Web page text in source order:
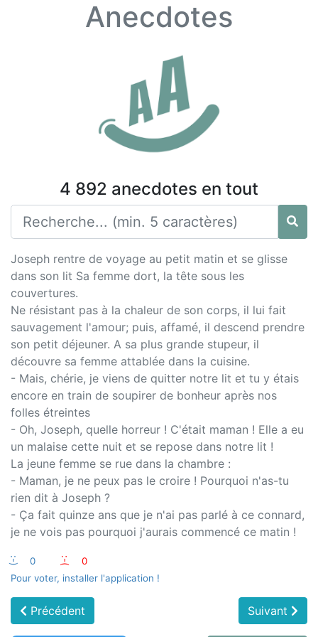
Anecdotes
4 892 anecdotes en tout
Joseph rentre de voyage au petit matin et se glisse
dans son lit Sa femme dort, la tête sous les
couvertures.
Ne résistant pas à la chaleur de son corps, il lui fait
sauvagement l'amour; puis, affamé, il descend prendre
son petit déjeuner. A sa plus grande stupeur, il
découvre sa femme attablée dans la cuisine.
- Mais, chérie, je viens de quitter notre lit et tu y étais
encore en train de soupirer de bonheur après nos
folles étreintes
- Oh, Joseph, quelle horreur ! C'était maman ! Elle a eu
un malaise cette nuit et se repose dans notre lit !
La jeune femme se rue dans la chambre :
- Maman, je ne peux pas le croire ! Pourquoi n'as-tu
rien dit à Joseph ?
- Ça fait quinze ans que je n'ai pas parlé à ce connard,
je ne vois pas pourquoi j'aurais commencé ce matin !
:-) 0 :-(
0
Pour voter, installer l'application !
Précédent Suivant